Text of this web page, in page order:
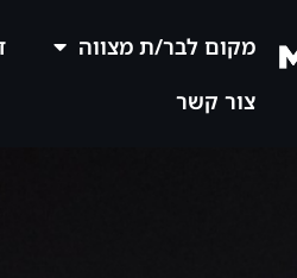
מקום לבר/ת מצווה
צור קשר